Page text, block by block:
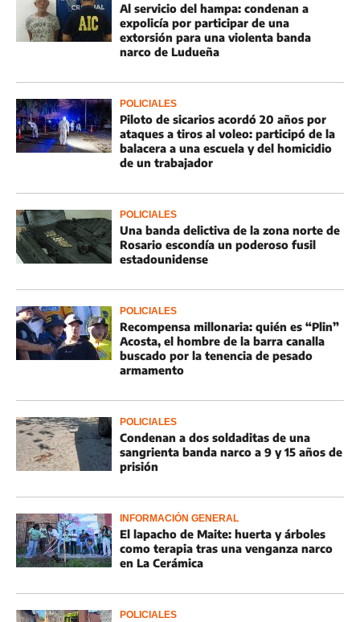
Al servicio del hampa: condenan a
expolicía por participar de una
extorsión para una violenta banda
narco de Ludueña
POLICIALES
Piloto de sicarios acordó 20 años por
ataques a tiros al voleo: participó de la
balacera a una escuela y del homicidio
de un trabajador
POLICIALES
Una banda delictiva de la zona norte de
Rosario escondía un poderoso fusil
estadounidense
POLICIALES
Recompensa millonaria: quién es “Plin”
Acosta, el hombre de la barra canalla
buscado por la tenencia de pesado
armamento
POLICIALES
Condenan a dos soldaditas de una
sangrienta banda narco a 9 y 15 años de
prisión
INFORMACIÓN GENERAL
El lapacho de Maite: huerta y árboles
como terapia tras una venganza narco
en La Cerámica
POLICIALES